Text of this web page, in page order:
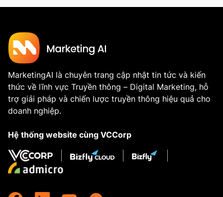
MarketingAI là chuyên trang cập nhật tin tức và kiến
thức về lĩnh vực Truyền thông – Digital Marketing, hỗ
trợ giải pháp và chiến lược truyền thông hiệu quả cho
doanh nghiệp.
Hệ thống website cùng VCCorp